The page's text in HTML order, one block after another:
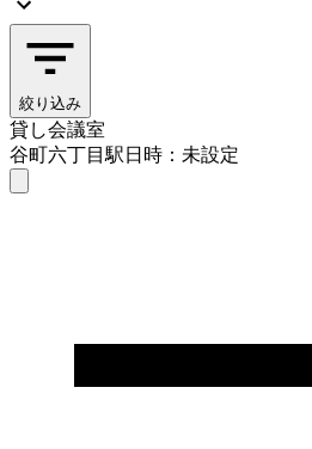
絞り込み
貸し会議室
谷町六丁目駅日時：未設定